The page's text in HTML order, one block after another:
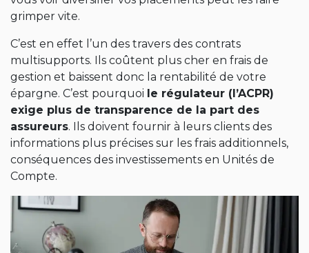
grimper vite.
C’est en effet l’un des travers des contrats
multisupports. Ils coûtent plus cher en frais de
gestion et baissent donc la rentabilité de votre
épargne. C’est pourquoi le régulateur (l’ACPR)
exige plus de transparence de la part des
assureurs. Ils doivent fournir à leurs clients des
informations plus précises sur les frais additionnels,
conséquences des investissements en Unités de
Compte.